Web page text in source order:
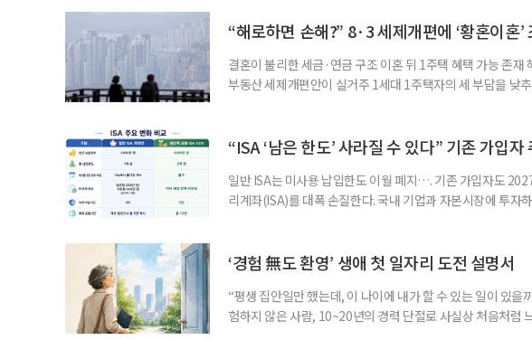
책본부(중대본) 2단계(심각)가 발령된 이후에도 폭염이 전국
“해로하면 손해?” 8·3 세제개편에 ‘황혼이혼’
결혼이 불리한 세금·연금 구조 이혼 뒤 1주택 혜택 가능 존
부동산 세제개편안이 실거주 1세대 1주택자의 세 부담을 낮
부가 각자 집 한 채씩을 보유하면 한 세대가 두 채를 가진 것으
“ISA ‘남은 한도’ 사라질 수 있다” 기존 가입자
일반 ISA는 미사용 납입한도 이월 폐지…. 기존 가입자도
리계좌(ISA)를 대폭 손질한다. 국내 기업과 자본시장에 투자
기 때문이다. 지난 3일 발표된 세제개편안이 국회 통과 후 그대
‘경험 無도 환영’ 생애 첫 일자리 도전 설명서
“평생 집안일만 했는데, 이 나이에 내가 할 수 있는 일이 있을
험하지 않은 사람, 10~20년의 경력 단절로 사실상 처음처럼